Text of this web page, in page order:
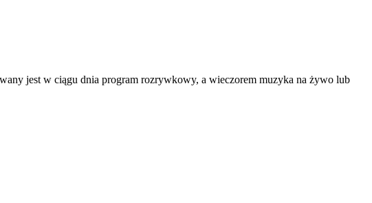
jest w ciągu dnia program rozrywkowy, a wieczorem muzyka na żywo lub